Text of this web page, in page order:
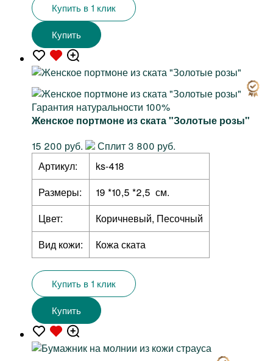
Купить в 1 клик
Купить
Гарантия натуральности 100%
Женское портмоне из ската "Золотые розы"
15 200 руб.
Сплит 3 800 руб.
Артикул:
ks-418
Размеры:
19 *10,5 *2,5 см.
Цвет:
Коричневый, Песочный
Вид кожи:
Кожа ската
Купить в 1 клик
Купить